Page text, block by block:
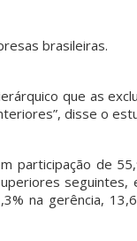
brasileiras.
que as
disse o
participação de
seguintes,
na gerência,